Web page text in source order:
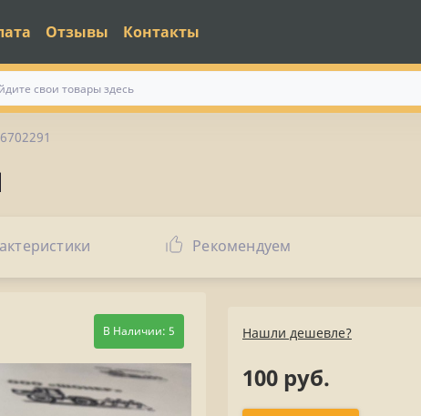
Отзывы Контакты
Рекомендуем
В Наличии: 5 Нашли дешевле?
100 руб.